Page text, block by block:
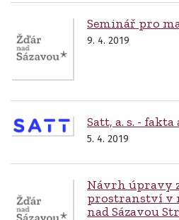
Seminář pro
9. 4. 2019
Satt, a. s. -
5. 4. 2019
Návrh úpravy
prostranství v
nad Sázavou